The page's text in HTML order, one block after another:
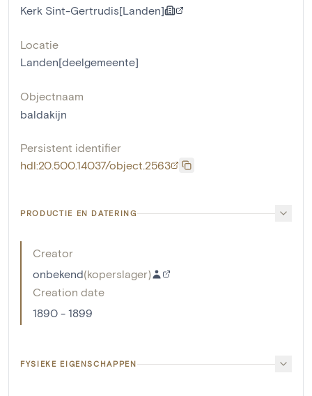
Kerk Sint-Gertrudis[Landen]
Locatie
Landen[deelgemeente]
Objectnaam
baldakijn
Persistent identifier
hdl:20.500.14037/object.2563
PRODUCTIE EN DATERING
Creator
onbekend(koperslager)
Creation date
1890 - 1899
FYSIEKE EIGENSCHAPPEN